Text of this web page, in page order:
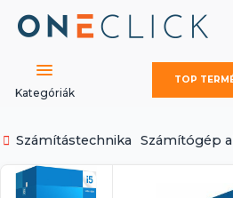
Kategóriák
TOP
Számítástechnika Számítógép